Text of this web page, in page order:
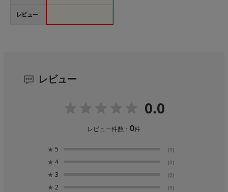
レビュー
レビュー
0.0
レビュー件数：0件
★ 5 (0)
★ 4 (0)
★ 3 (0)
★ 2 (0)